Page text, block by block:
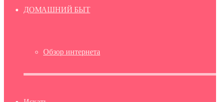
ДОМАШНИЙ БЫТ
Обзор интернета